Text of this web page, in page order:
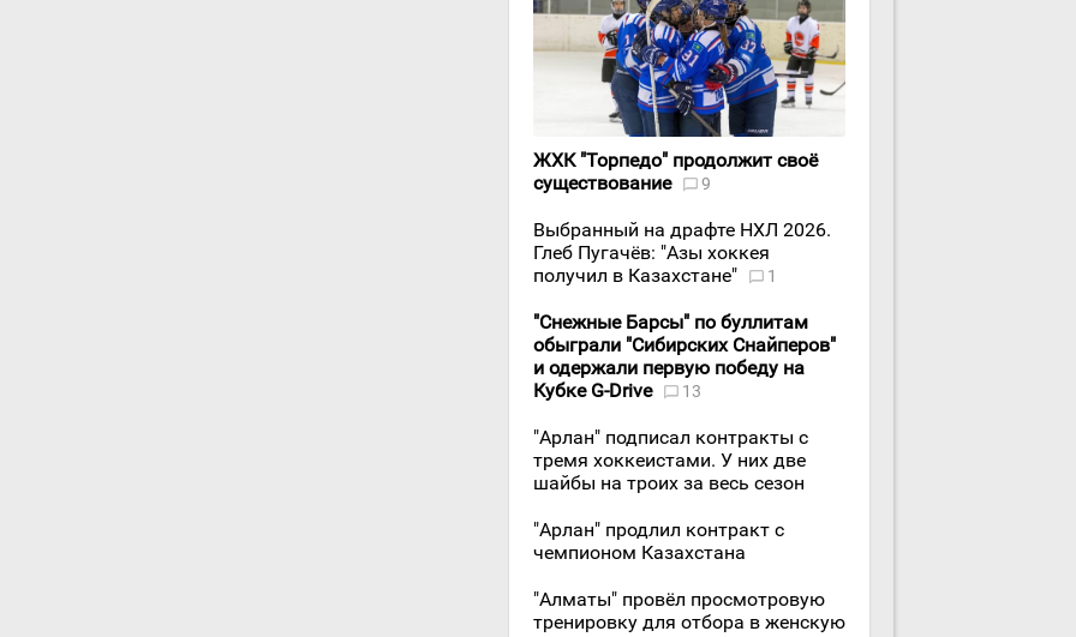
ЖХК "Торпедо" продолжит своё
существование
9
Выбранный на драфте НХЛ 2026.
Глеб Пугачёв: "Азы хоккея
получил в Казахстане"
1
"Снежные Барсы" по буллитам
обыграли "Сибирских Снайперов"
и одержали первую победу на
Кубке G-Drive
13
"Арлан" подписал контракты с
тремя хоккеистами. У них две
шайбы на троих за весь сезон
"Арлан" продлил контракт с
чемпионом Казахстана
"Алматы" провёл просмотровую
тренировку для отбора в женскую